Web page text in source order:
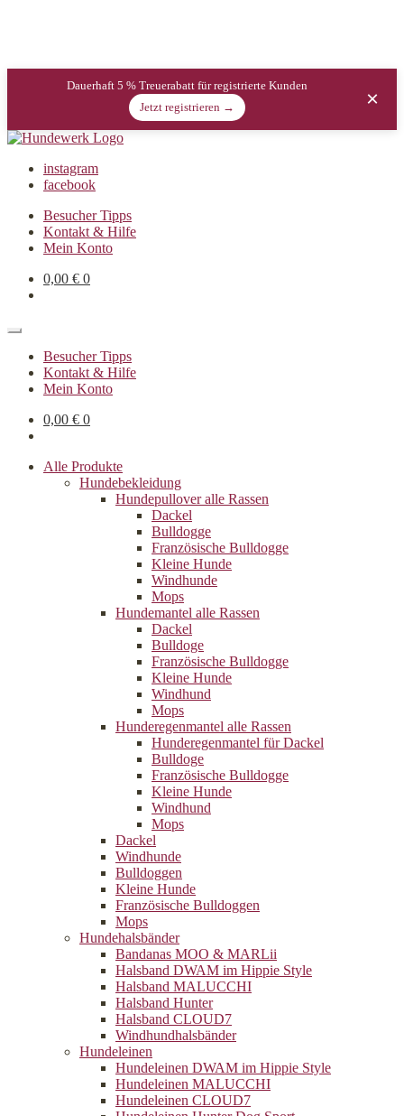
Dauerhaft 5 % Treuerabatt für registrierte Kunden
Jetzt registrieren →
×
instagram
facebook
Besucher Tipps
Kontakt & Hilfe
Mein Konto
0,00 € 0
Besucher Tipps
Kontakt & Hilfe
Mein Konto
0,00 € 0
Alle Produkte
Hundebekleidung
Hundepullover alle Rassen
Dackel
Bulldogge
Französische Bulldogge
Kleine Hunde
Windhunde
Mops
Hundemantel alle Rassen
Dackel
Bulldoge
Französische Bulldogge
Kleine Hunde
Windhund
Mops
Hunderegenman­tel alle Rassen
Hunderegenmantel für Dackel
Bulldoge
Französische Bulldogge
Kleine Hunde
Windhund
Mops
Dackel
Windhunde
Bulldoggen
Kleine Hunde
Französische Bulldoggen
Mops
Hundehalsbänder
Bandanas MOO & MARLii
Halsband DWAM im Hippie Style
Halsband MALUCCHI
Halsband Hunter
Halsband CLOUD7
Windhundhalsbänder
Hundeleinen
Hundeleinen DWAM im Hippie Style
Hundeleinen MALUCCHI
Hundeleinen CLOUD7